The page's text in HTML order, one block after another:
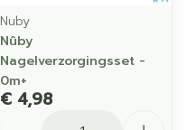
Nuby
Nûby
Nagelverzorgingsset -
0m+
€ 4,98